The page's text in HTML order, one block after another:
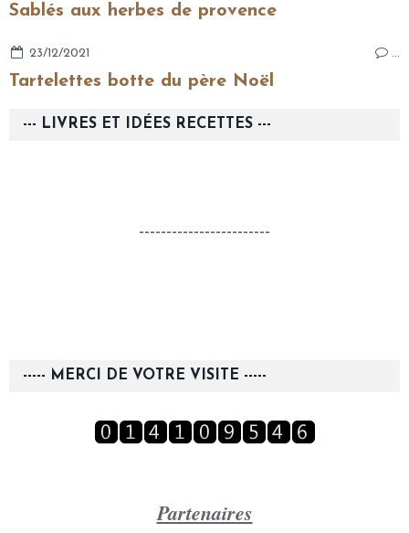
Sablés aux herbes de provence
23/12/2021 …
Tartelettes botte du père Noël
--- LIVRES ET IDÉES RECETTES ---
------------------------
----- MERCI DE VOTRE VISITE -----
Partenaires